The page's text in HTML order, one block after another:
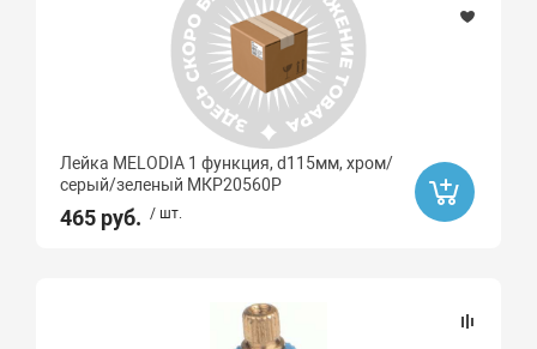
Лейка MELODIA 1 функция, d115мм, хром/
серый/зеленый МКР20560Р
465 руб. / шт.